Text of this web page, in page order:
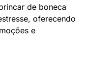
de boneca
oferecendo
e